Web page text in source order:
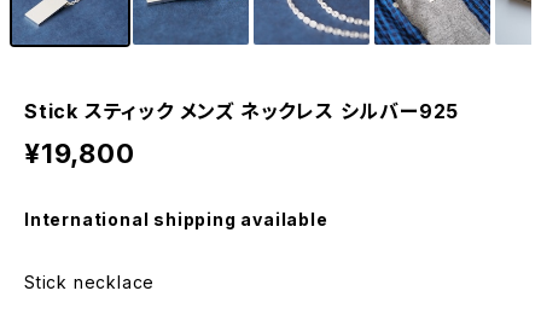
Stick スティック メンズ ネックレス シルバー925
¥19,800
International shipping available
Stick necklace